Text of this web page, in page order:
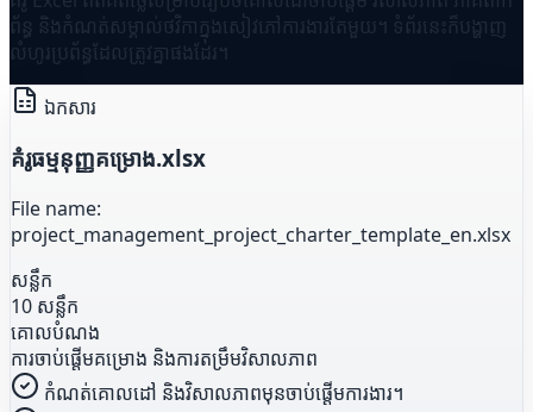
ព័ន្ធ និងកំណត់សម្គាល់ថវិកាក្នុងសៀវភៅការងារតែមួយ។ ទំព័រនេះក៏បង្ហាញ
លំហូរប្រព័ន្ធដែលត្រូវគ្នាផងដែរ។
ឯកសារ
គំរូធម្មនុញ្ញគម្រោង.xlsx
File name:
project_management_project_charter_template_en.xlsx
សន្លឹក
10 សន្លឹក
គោលបំណង
ការចាប់ផ្តើមគម្រោង និងការតម្រឹមវិសាលភាព
កំណត់គោលដៅ និងវិសាលភាពមុនចាប់ផ្តើមការងារ។